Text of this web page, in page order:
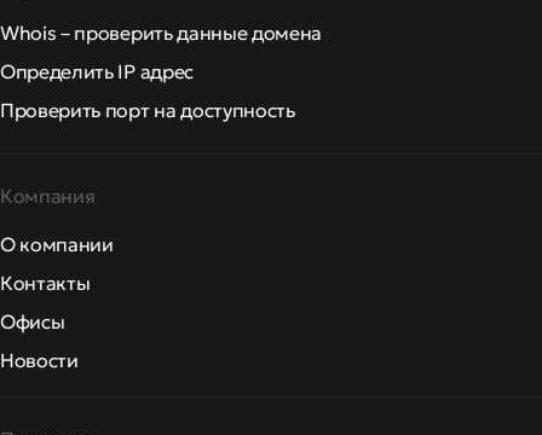
Whois – проверить данные домена
Определить IP адрес
Проверить порт на доступность
Компания
О компании
Контакты
Офисы
Новости